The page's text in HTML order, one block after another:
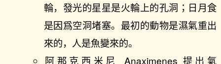
輪，發光的星星是火輪上的孔洞；日月食
是因爲空洞堵塞。最初的動物是濕氣重出
來的，人是魚變來的。
阿那克西米尼
Anaximenes 提出氣